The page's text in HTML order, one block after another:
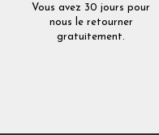
Vous avez 30 jours pour
nous le retourner
gratuitement.